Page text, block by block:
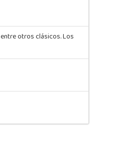
otros clásicos. Los